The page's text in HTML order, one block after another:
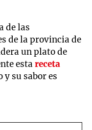
de las
de la provincia de
un plato de
esta receta
y su sabor es